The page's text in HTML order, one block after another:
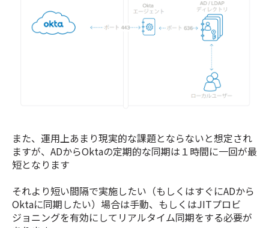
また、運用上あまり現実的な課題とならないと想定され
ますが、ADからOktaの定期的な同期は１時間に一回が最
短となります
それより短い間隔で実施したい（もしくはすぐにADから
Oktaに同期したい）場合は手動、もしくはJITプロビ
ジョニングを有効にしてリアルタイム同期をする必要が